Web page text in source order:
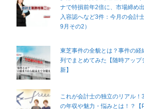
ナで特損前年2倍に、市場締め
入容認へなど3件：今月の会計
9月その2）
東芝事件の全貌とは？事件の
列でまとめてみた【随時アッ
新】
これが会計士の独立のリアル！
の年収や魅力・悩みとは！？【